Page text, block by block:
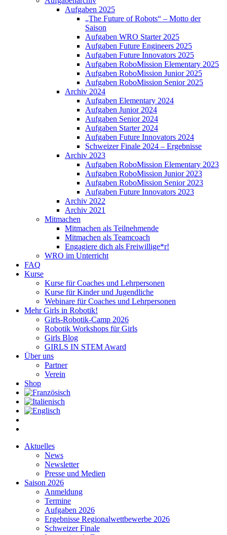
Aufgaben 2025
„The Future of Robots“ – Motto der
Saison
Aufgaben WRO Starter 2025
Aufgaben Future Engineers 2025
Aufgaben Future Innovators 2025
Aufgaben RoboMission Elementary 2025
Aufgaben RoboMission Junior 2025
Aufgaben RoboMission Senior 2025
Archiv 2024
Aufgaben Elementary 2024
Aufgaben Junior 2024
Aufgaben Senior 2024
Aufgaben Starter 2024
Aufgaben Future Innovators 2024
Schweizer Finale 2024 – Ergebnisse
Archiv 2023
Aufgaben RoboMission Elementary 2023
Aufgaben RoboMission Junior 2023
Aufgaben RoboMission Senior 2023
Aufgaben Future Innovators 2023
Archiv 2022
Archiv 2021
Mitmachen
Mitmachen als Teilnehmende
Mitmachen als Teamcoach
Engagiere dich als Freiwillige*r!
WRO im Unterricht
FAQ
Kurse
Kurse für Coaches und Lehrpersonen
Kurse für Kinder und Jugendliche
Webinare für Coaches und Lehrpersonen
Mehr Girls in Robotik!
Girls-Robotik-Camp 2026
Robotik Workshops für Girls
Girls Blog
GIRLS IN STEM Award
Über uns
Partner
Verein
Shop
Aktuelles
News
Newsletter
Presse und Medien
Saison 2026
Anmeldung
Termine
Aufgaben 2026
Ergebnisse Regionalwettbewerbe 2026
Schweizer Finale